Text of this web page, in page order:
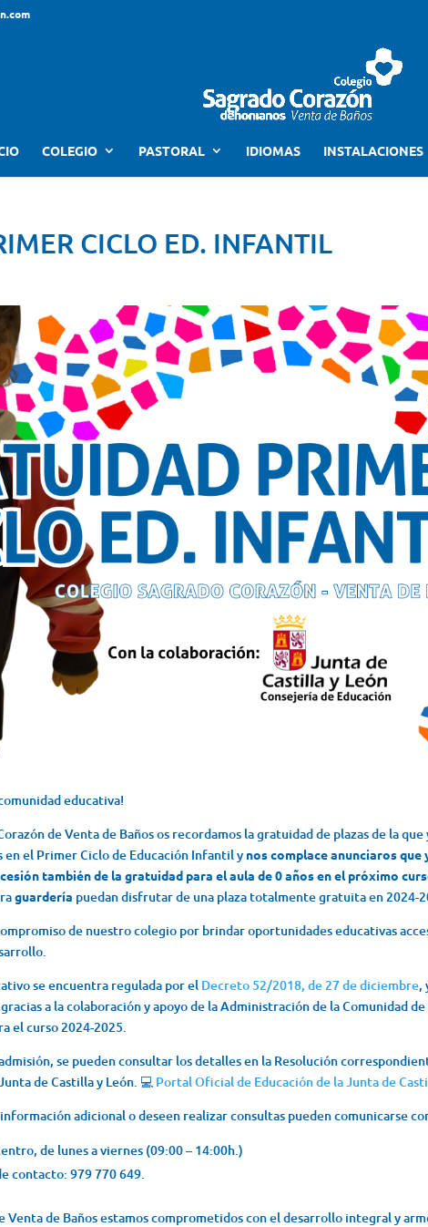
COLEGIO PASTORAL IDIOMAS INSTALACIONES
CICLO ED. INFANTIL
educativa!
de Venta de Baños os recordamos la gratuidad de plazas de la
en el Primer Ciclo de Educación Infantil y nos complace anunciaros que
también de la gratuidad para el aula de 0 años en el próximo
guardería puedan disfrutar de una plaza totalmente gratuita en 2024-
de nuestro colegio por brindar oportunidades educativas
se encuentra regulada por el Decreto 52/2018, de 27 de diciembre,
a la colaboración y apoyo de la Administración de la Comunidad de
el curso 2024-2025.
se pueden consultar los detalles en la Resolución
de Castilla y León. 💻 Portal Oficial de Educación de la Junta de
adicional o deseen realizar consultas pueden comunicarse
de lunes a viernes (09:00 – 14:00h.)
contacto: 979 770 649.
Venta de Baños estamos comprometidos con el desarrollo integral y